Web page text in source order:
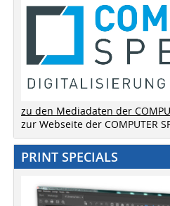
zu den Mediadaten der
zur Webseite der COMPUTER
PRINT SPECIALS